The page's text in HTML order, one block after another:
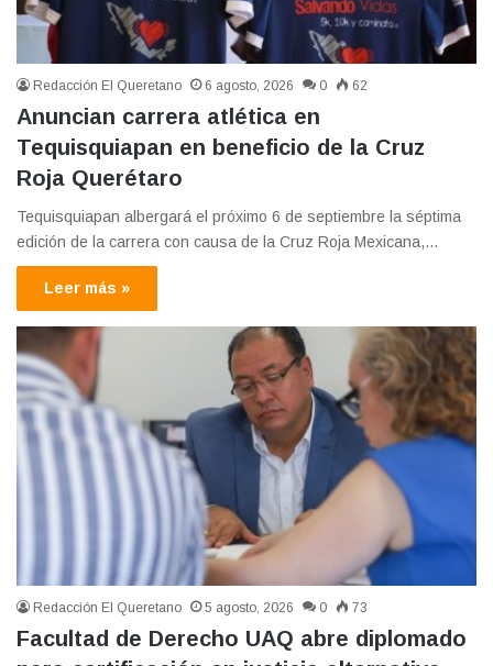
Redacción El Queretano 6 agosto, 2026 0 62
Anuncian carrera atlética en
Tequisquiapan en beneficio de la Cruz
Roja Querétaro
Tequisquiapan albergará el próximo 6 de septiembre la séptima
edición de la carrera con causa de la Cruz Roja Mexicana,…
Leer más »
Redacción El Queretano 5 agosto, 2026 0 73
Facultad de Derecho UAQ abre diplomado